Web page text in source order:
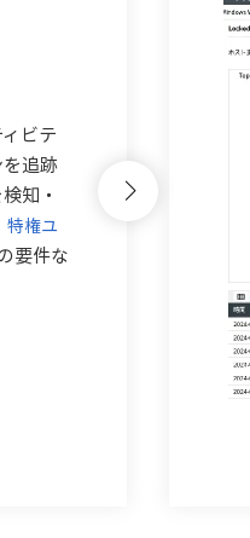
ビテ
追跡
知・
特権ユ
要件な